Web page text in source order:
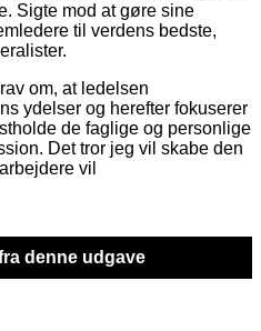
Sigte mod at gøre sine
til verdens bedste,
om, at ledelsen
ydelser og herefter fokuserer
de faglige og personlige
Det tror jeg vil skabe den
vil
denne udgave